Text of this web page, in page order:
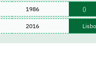
1986 ()
2016